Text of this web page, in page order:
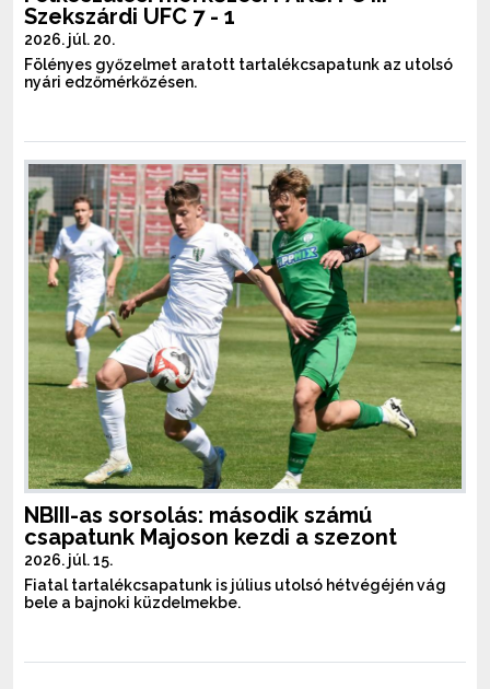
Szekszárdi UFC 7 - 1
2026. júl. 20.
Fölényes győzelmet aratott tartalékcsapatunk az utolsó
nyári edzőmérkőzésen.
NBIII-as sorsolás: második számú
csapatunk Majoson kezdi a szezont
2026. júl. 15.
Fiatal tartalékcsapatunk is július utolsó hétvégéjén vág
bele a bajnoki küzdelmekbe.